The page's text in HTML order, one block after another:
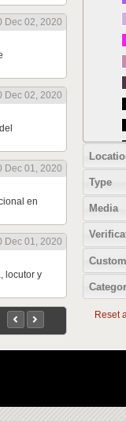
Dec 02, 2020
Dec 02, 2020
Dec 01, 2020
en
Dec 01, 2020
locutor y
Type
Media
Reset